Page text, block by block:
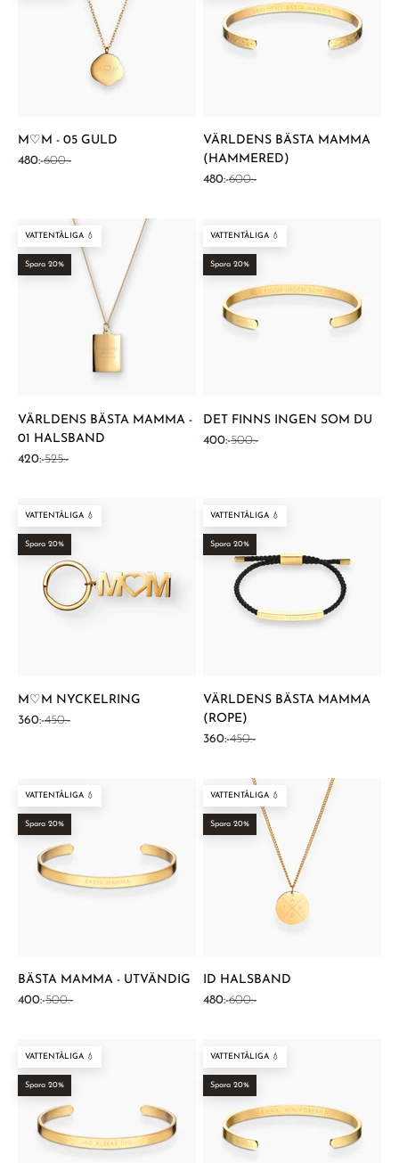
¡
M♡M - 05 GULD
REA-pris
480:-Pris
600:-
VÄRLDENS BÄSTA MAMMA
(HAMMERED)
REA-pris
480:-Pris
600:-
VATTENTÅLIGA 💧
Spara 20%
VÄRLDENS BÄSTA MAMMA -
01 HALSBAND
REA-pris
420:-Pris
525:-
VATTENTÅLIGA 💧
Spara 20%
DET FINNS INGEN SOM DU
REA-pris
400:-Pris
500:-
VATTENTÅLIGA 💧
Spara 20%
M♡M NYCKELRING
REA-pris
360:-Pris
450:-
VATTENTÅLIGA 💧
Spara 20%
VÄRLDENS BÄSTA MAMMA
(ROPE)
REA-pris
360:-Pris
450:-
VATTENTÅLIGA 💧
Spara 20%
BÄSTA MAMMA - UTVÄNDIG
REA-pris
400:-Pris
500:-
VATTENTÅLIGA 💧
Spara 20%
ID HALSBAND
REA-pris
480:-Pris
600:-
VATTENTÅLIGA 💧
Spara 20%
VATTENTÅLIGA 💧
Spara 20%